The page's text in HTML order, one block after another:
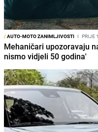
/AUTO-MOTO ZANIMLJIVOSTI I PRIJE
Mehaničari upozoravaju
nismo vidjeli 50 godina'